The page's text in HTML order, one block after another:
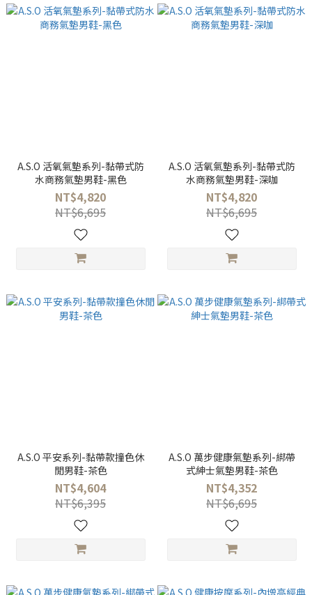
A.S.O 活氧氣墊系列-黏帶式防
水商務氣墊男鞋-黑色
NT$4,820
NT$6,695
A.S.O 活氧氣墊系列-黏帶式防
水商務氣墊男鞋-深咖
NT$4,820
NT$6,695
A.S.O 平安系列-黏帶款撞色休
閒男鞋-茶色
NT$4,604
NT$6,395
A.S.O 萬步健康氣墊系列-綁帶
式紳士氣墊男鞋-茶色
NT$4,352
NT$6,695